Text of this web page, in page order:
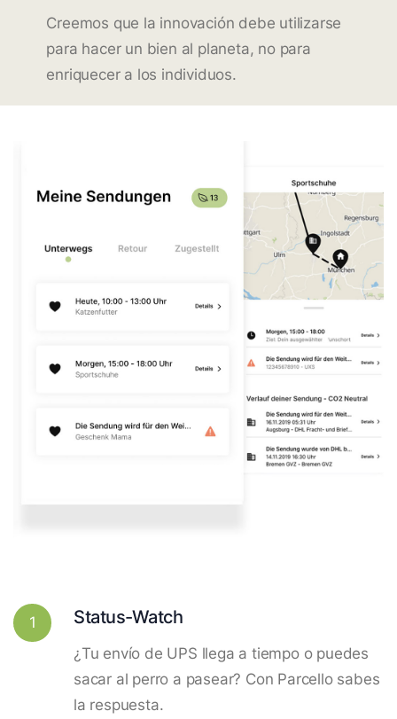
Creemos que la innovación debe utilizarse
para hacer un bien al planeta, no para
enriquecer a los individuos.
1 Status-Watch
¿Tu envío de UPS llega a tiempo o puedes
sacar al perro a pasear? Con Parcello sabes
la respuesta.